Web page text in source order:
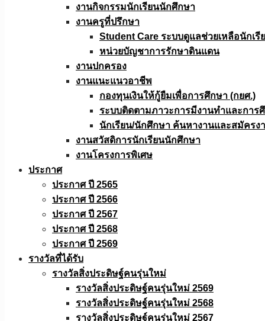
งานกิจกรรมนักเรียนนักศึกษา
งานครูที่ปรึกษา
Student Care ระบบดูแลช่วยเหลือนักเรี
หน่วยบัญชาการรักษาดินแดน
งานปกครอง
งานแนะแนวอาชีพ
กองทุนเงินให้กู้ยืมเพื่อการศึกษา (กยศ.)
ระบบติดตามภาวะการมีงานทำและการ
นักเรียน/นักศึกษา ค้นหางานและสมัครง
งานสวัสดิการนักเรียนนักศึกษา
งานโครงการพิเศษ
ประกาศ
ประกาศ ปี 2565
ประกาศ ปี 2566
ประกาศ ปี 2567
ประกาศ ปี 2568
ประกาศ ปี 2569
รางวัลที่ได้รับ
รางวัลสิ่งประดิษฐ์คนรุ่นใหม่
รางวัลสิ่งประดิษฐ์คนรุ่นใหม่ 2569
รางวัลสิ่งประดิษฐ์คนรุ่นใหม่ 2568
รางวัลสิ่งประดิษฐ์คนรุ่นใหม่ 2567